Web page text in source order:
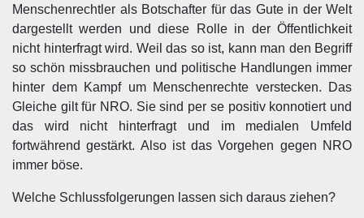
Menschenrechtler als Botschafter für das Gute in der Welt
dargestellt werden und diese Rolle in der Öffentlichkeit
nicht hinterfragt wird. Weil das so ist, kann man den Begriff
so schön missbrauchen und politische Handlungen immer
hinter dem Kampf um Menschenrechte verstecken. Das
Gleiche gilt für NRO. Sie sind per se positiv konnotiert und
das wird nicht hinterfragt und im medialen Umfeld
fortwährend gestärkt. Also ist das Vorgehen gegen NRO
immer böse.
Welche Schlussfolgerungen lassen sich daraus ziehen?